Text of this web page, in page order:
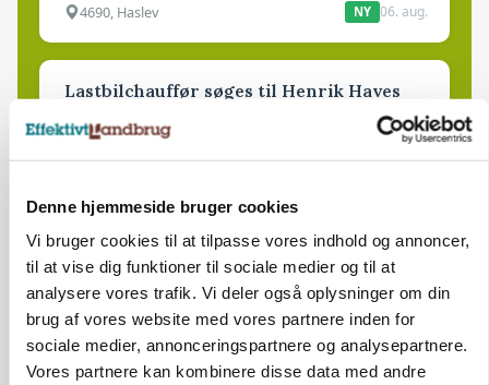
Denne hjemmeside bruger cookies
Vi bruger cookies til at tilpasse vores indhold og annoncer,
til at vise dig funktioner til sociale medier og til at
analysere vores trafik. Vi deler også oplysninger om din
brug af vores website med vores partnere inden for
sociale medier, annonceringspartnere og analysepartnere.
Vores partnere kan kombinere disse data med andre
4690, Haslev NY 06. aug.
Lastbilchauffør søges til Henrik Haves
4700, Næstved
Medarbejdere til griseproduktion
Grise